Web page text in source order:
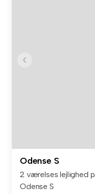
Odense S
2 værelses lejlighed
Odense S